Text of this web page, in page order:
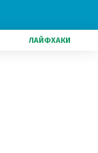
ЛАЙФХАКИ